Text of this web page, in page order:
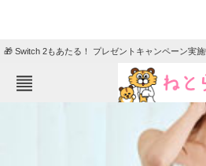
🎁 Switch 2もあたる！ プレゼントキャンペーン実施
ニュ